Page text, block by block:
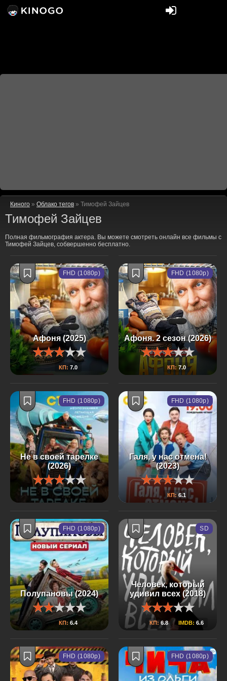
Киного » Облако тегов » Тимофей Зайцев
Тимофей Зайцев
Полная фильмография актера. Вы можете смотреть онлайн все фильмы с
Тимофей Зайцев, собвершенно бесплатно.
Афоня (2025)
КП: 7.0
FHD (1080p)
Афоня. 2 сезон (2026)
КП: 7.0
FHD (1080p)
Не в своей тарелке
(2026)
FHD (1080p)
Галя, у нас отмена!
(2023)
КП:6.1
FHD (1080p)
Полупановы (2024)
КП: 6.4
FHD (1080p)
Человек, который
удивил всех (2018)
КП: 6.8 IMDB: 6.6
SD
FHD (1080p) FHD (1080p)